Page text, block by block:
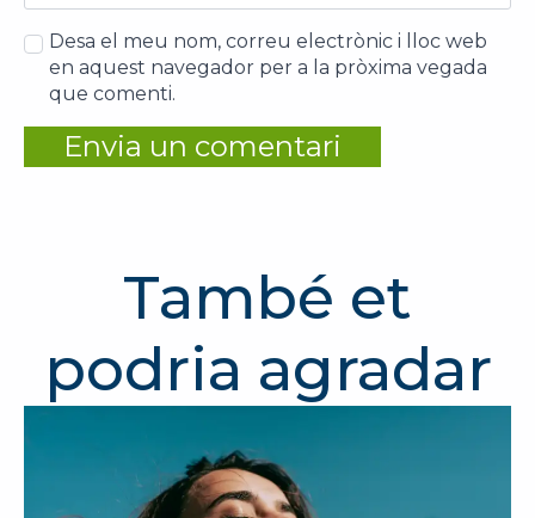
Desa el meu nom, correu electrònic i lloc web
en aquest navegador per a la pròxima vegada
que comenti.
També et
podria agradar